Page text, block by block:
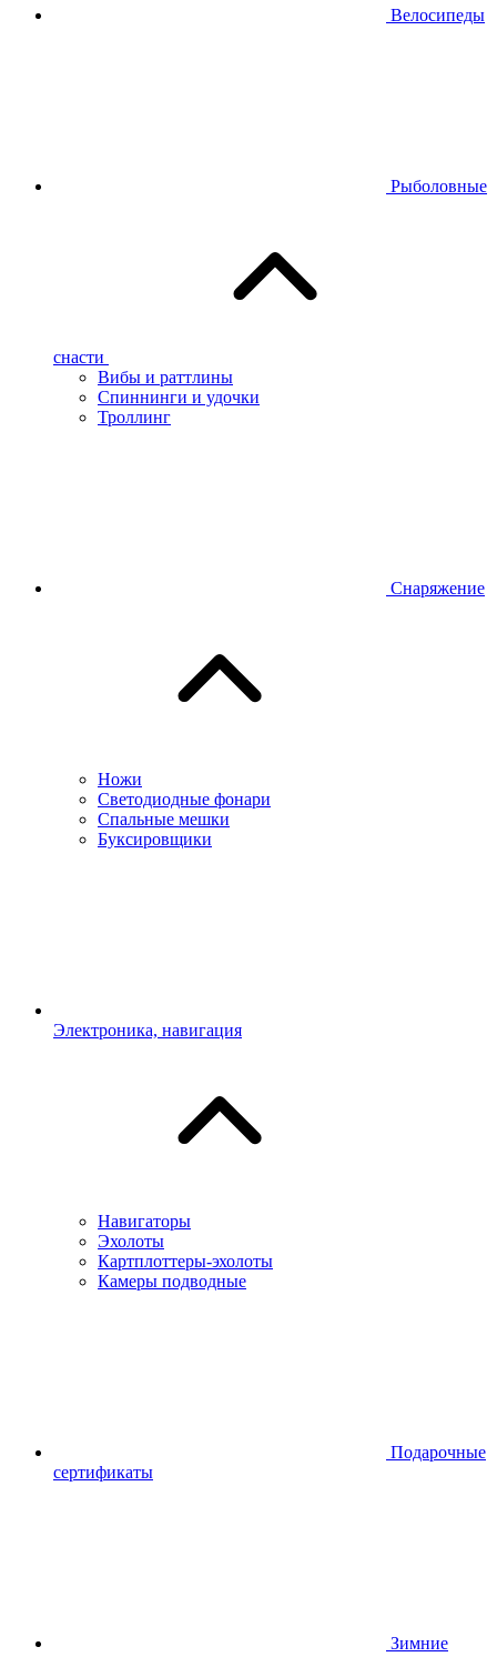
Велосипеды
Рыболовные
снасти
Вибы и раттлины
Спиннинги и удочки
Троллинг
Снаряжение
Ножи
Светодиодные фонари
Спальные мешки
Буксировщики
Электроника, навигация
Навигаторы
Эхолоты
Картплоттеры-эхолоты
Камеры подводные
Подарочные
сертификаты
Зимние